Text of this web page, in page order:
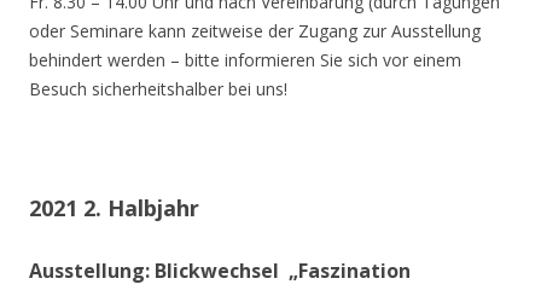
oder Seminare kann zeitweise der Zugang zur Ausstellung
behindert werden – bitte informieren Sie sich vor einem
Besuch sicherheitshalber bei uns!
2021 2. Halbjahr
Ausstellung: Blickwechsel „Faszination